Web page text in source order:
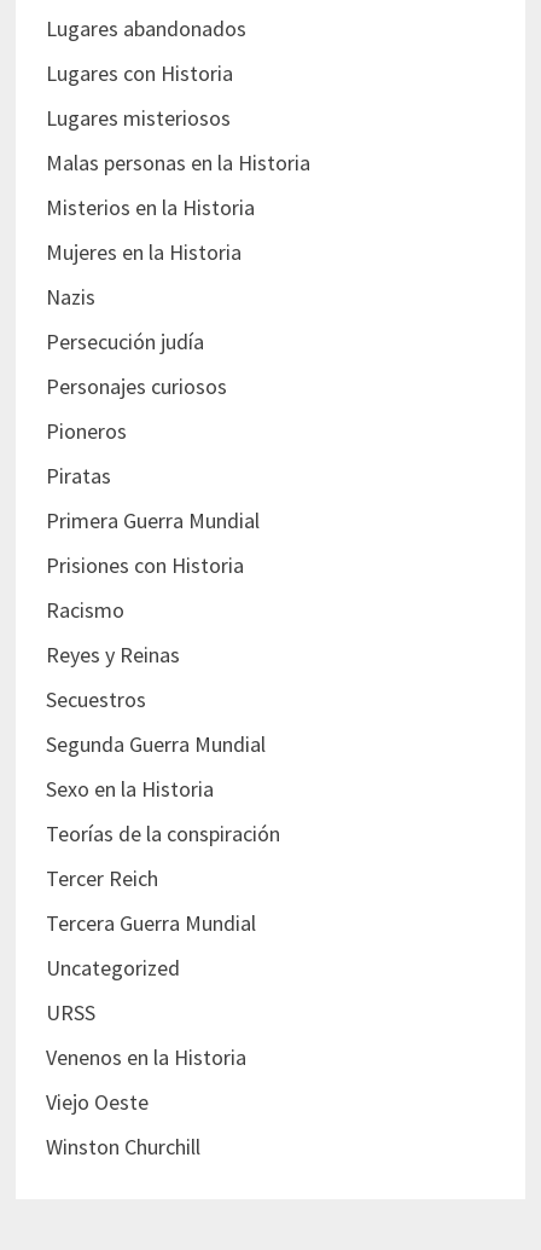
Lugares abandonados
Lugares con Historia
Lugares misteriosos
Malas personas en la Historia
Misterios en la Historia
Mujeres en la Historia
Nazis
Persecución judía
Personajes curiosos
Pioneros
Piratas
Primera Guerra Mundial
Prisiones con Historia
Racismo
Reyes y Reinas
Secuestros
Segunda Guerra Mundial
Sexo en la Historia
Teorías de la conspiración
Tercer Reich
Tercera Guerra Mundial
Uncategorized
URSS
Venenos en la Historia
Viejo Oeste
Winston Churchill